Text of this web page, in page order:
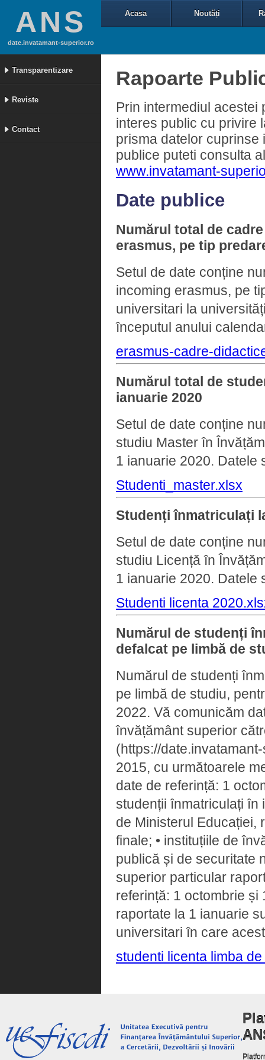
ANS
date.invatamant-superior.ro
Transparentizare
Reviste
Contact
Acasa Noutăți
Rapoarte
Prin intermediul
interes public cu privire
prisma datelor cuprinse
publice puteti consulta
www.invatamant-
Date publice
Numărul total de
erasmus, pe tip
Setul de date conține
incoming erasmus, pe
universitari la
începutul anului
erasmus-cadre-
Numărul total de
ianuarie 2020
Setul de date conține
studiu Master în
1 ianuarie 2020. Datele
Studenti_master.xlsx
Studenți înmatriculați
Setul de date conține
studiu Licență în
1 ianuarie 2020. Datele
Studenti licenta
Numărul de studenți
defalcat pe limbă de
Numărul de studenți
pe limbă de studiu,
2022. Vă comunicăm
învățământ superior
(https://
2015, cu următoarele
date de referință: 1
studenții înmatriculați în
de Ministerul Educației,
finale; • instituțiile de
publică și de securitate
superior particular
referință: 1 octombrie
raportate la 1 ianuarie
universitari în care
studenti licenta limba